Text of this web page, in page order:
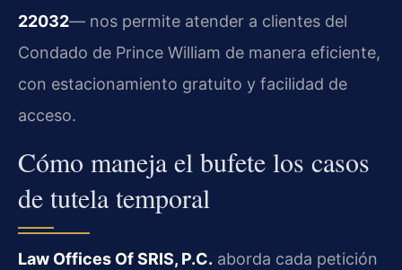
22032— nos permite atender a clientes del
Condado de Prince William de manera eficiente,
con estacionamiento gratuito y facilidad de
acceso.
Cómo maneja el bufete los casos
de tutela temporal
Law Offices Of SRIS, P.C. aborda cada petición